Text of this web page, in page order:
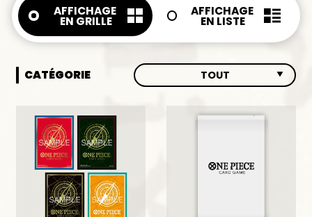
CATÉGORIE TOUT
TOUT
AFFICHAGE
EN GRILLE
AFFICHAGE
EN LISTE